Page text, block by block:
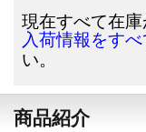
現在すべて在庫
入荷情報をす
い。
商品紹介